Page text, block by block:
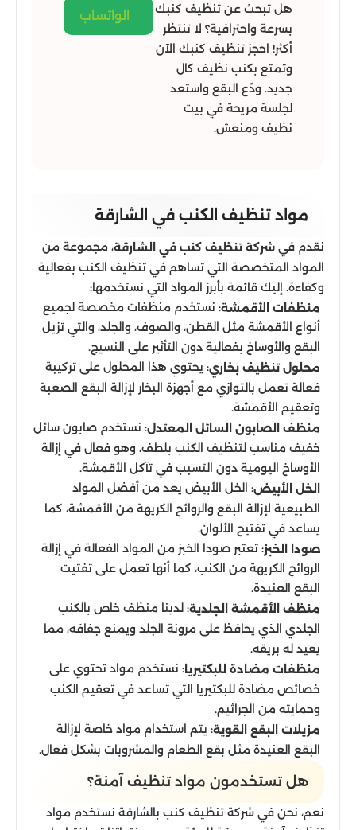
هل تبحث عن تنظيف كنبك
بسرعة واحترافية؟ لا تنتظر
أكثر! احجز تنظيف كنبك الآن
وتمتع بكنب نظيف كال
جديد. ودّع البقع واستعد
لجلسة مريحة في بيت
نظيف ومنعش.
الواتساب
مواد تنظيف الكنب في الشارقة
نقدم في شركة تنظيف كنب في الشارقة، مجموعة من
المواد المتخصصة التي تساهم في تنظيف الكنب بفعالية
وكفاءة. إليك قائمة بأبرز المواد التي نستخدمها:
منظفات الأقمشة: نستخدم منظفات مخصصة لجميع
أنواع الأقمشة مثل القطن، والصوف، والجلد، والتي تزيل
البقع والأوساخ بفعالية دون التأثير على النسيج.
محلول تنظيف بخاري: يحتوي هذا المحلول على تركيبة
فعالة تعمل بالتوازي مع أجهزة البخار لإزالة البقع الصعبة
وتعقيم الأقمشة.
منظف الصابون السائل المعتدل: نستخدم صابون سائل
خفيف مناسب لتنظيف الكنب بلطف، وهو فعال في إزالة
الأوساخ اليومية دون التسبب في تآكل الأقمشة.
الخل الأبيض: الخل الأبيض يعد من أفضل المواد
الطبيعية لإزالة البقع والروائح الكريهة من الأقمشة، كما
يساعد في تفتيح الألوان.
صودا الخبز: تعتبر صودا الخبز من المواد الفعالة في إزالة
الروائح الكريهة من الكنب، كما أنها تعمل على تفتيت
البقع العنيدة.
منظف الأقمشة الجلدية: لدينا منظف خاص بالكنب
الجلدي الذي يحافظ على مرونة الجلد ويمنع جفافه، مما
يعيد له بريقه.
منظفات مضادة للبكتيريا: نستخدم مواد تحتوي على
خصائص مضادة للبكتيريا التي تساعد في تعقيم الكنب
وحمايته من الجراثيم.
مزيلات البقع القوية: يتم استخدام مواد خاصة لإزالة
البقع العنيدة مثل بقع الطعام والمشروبات بشكل فعال.
هل تستخدمون مواد تنظيف آمنة؟
نعم، نحن في شركة تنظيف كنب بالشارقة نستخدم مواد